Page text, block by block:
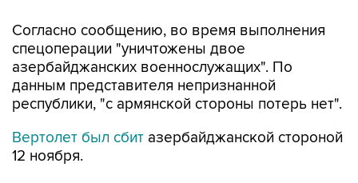
азербайджанских военнослужащих". По
данным представителя непризнанной
республики, "с армянской стороны потерь нет".
Вертолет был сбитазербайджанской стороной
Как сообщало Минобороны Азербайджана,